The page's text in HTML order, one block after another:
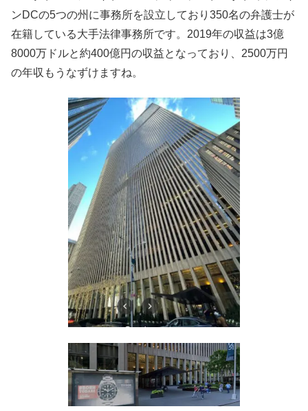
ンDCの5つの州に事務所を設立しており350名の弁護士が
在籍している大手法律事務所です。2019年の収益は3億
8000万ドルと約400億円の収益となっており、2500万円
の年収もうなずけますね。